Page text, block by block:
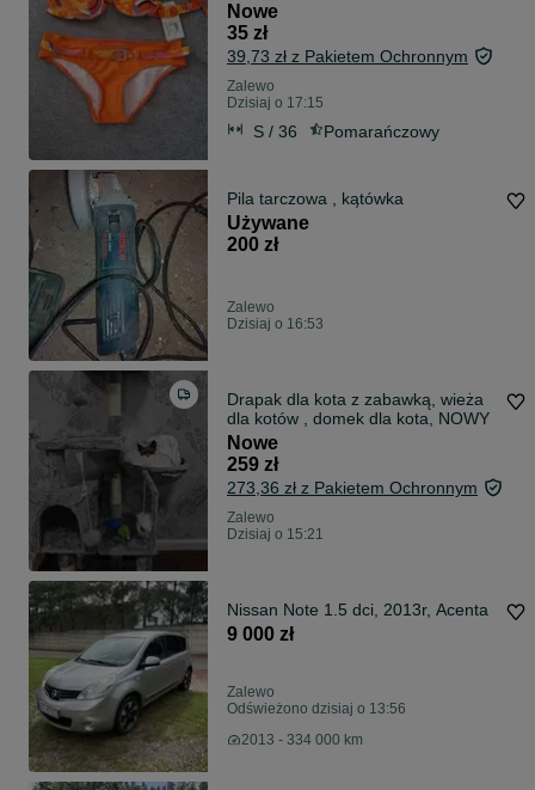
Nowe
35 zł
39,73 zł z Pakietem Ochronnym
Zalewo
Dzisiaj o 17:15
S / 36 Pomarańczowy
Pila tarczowa , kątówka
Używane
200 zł
Zalewo
Dzisiaj o 16:53
Drapak dla kota z zabawką, wieża
dla kotów , domek dla kota, NOWY
Nowe
259 zł
273,36 zł z Pakietem Ochronnym
Zalewo
Dzisiaj o 15:21
Nissan Note 1.5 dci, 2013r, Acenta
9 000 zł
Zalewo
Odświeżono dzisiaj o 13:56
2013 - 334 000 km